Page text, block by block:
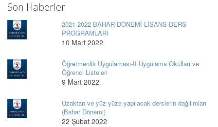
Son Haberler
2021-2022 BAHAR DÖNEMİ LİSANS DERS
PROGRAMLARI
10 Mart 2022
Öğretmenlik Uygulaması-II Uygulama Okulları ve
Öğrenci Listeleri
9 Mart 2022
Uzaktan ve yüz yüze yapılacak derslerin dağılımları
(Bahar Dönemi)
22 Şubat 2022